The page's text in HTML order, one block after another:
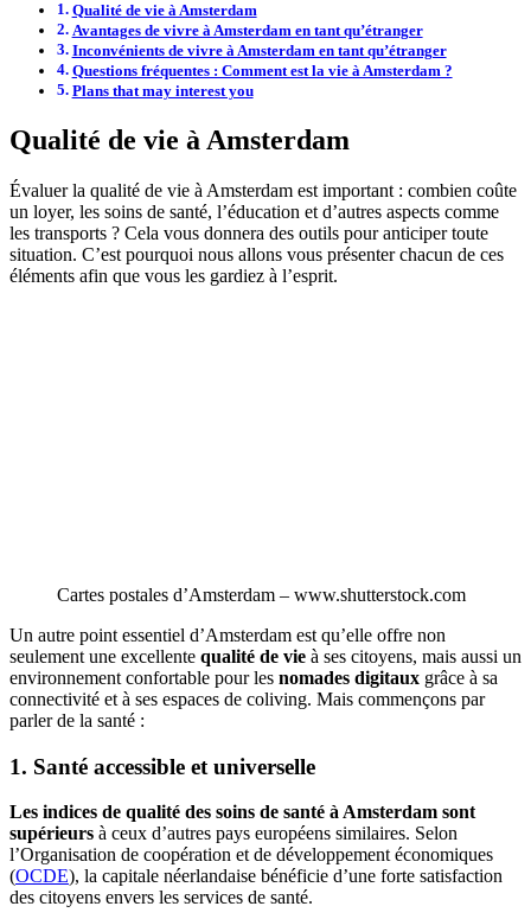
Qualité de vie à Amsterdam
Avantages de vivre à Amsterdam en tant qu’étranger
Inconvénients de vivre à Amsterdam en tant qu’étranger
Questions fréquentes : Comment est la vie à Amsterdam ?
Plans that may interest you
Qualité de vie à Amsterdam
Évaluer la qualité de vie à Amsterdam est important : combien coûte
un loyer, les soins de santé, l’éducation et d’autres aspects comme
les transports ? Cela vous donnera des outils pour anticiper toute
situation. C’est pourquoi nous allons vous présenter chacun de ces
éléments afin que vous les gardiez à l’esprit.
Cartes postales d’Amsterdam – www.shutterstock.com
Un autre point essentiel d’Amsterdam est qu’elle offre non
seulement une excellente qualité de vie à ses citoyens, mais aussi un
environnement confortable pour les nomades digitaux grâce à sa
connectivité et à ses espaces de coliving. Mais commençons par
parler de la santé :
1. Santé accessible et universelle
Les indices de qualité des soins de santé à Amsterdam sont
supérieurs à ceux d’autres pays européens similaires. Selon
l’Organisation de coopération et de développement économiques
(OCDE), la capitale néerlandaise bénéficie d’une forte satisfaction
des citoyens envers les services de santé.